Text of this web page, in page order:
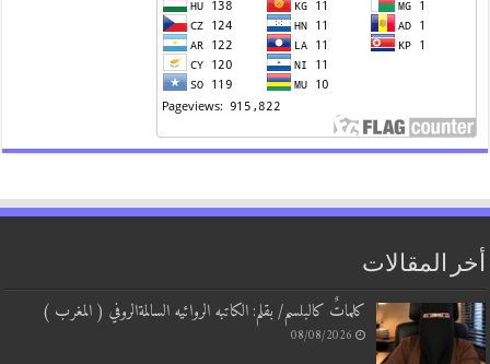
أخر المقالات
كلماتٌ كالبلسم/ بقلم: الكاتبه الروائيه السالمةالروفي ( المغرب )
08/08/2026